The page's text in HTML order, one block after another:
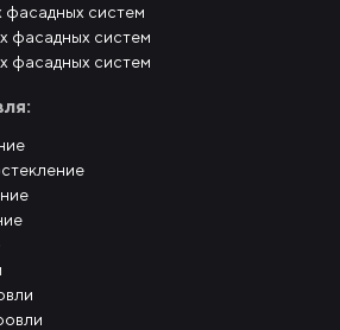
систем
систем
фасадных систем